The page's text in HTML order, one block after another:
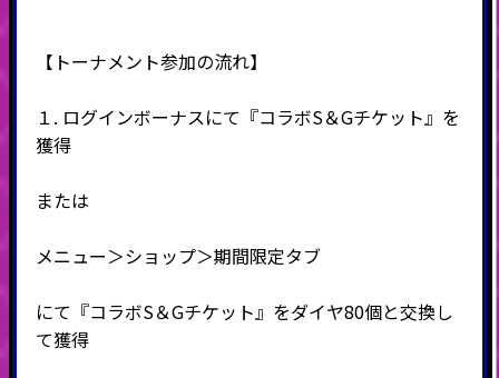
【トーナメント参加の流れ】
１. ログインボーナスにて『コラボS＆Gチケット』を
獲得
または
メニュー＞ショップ＞期間限定タブ
にて『コラボS＆Gチケット』をダイヤ80個と交換し
て獲得